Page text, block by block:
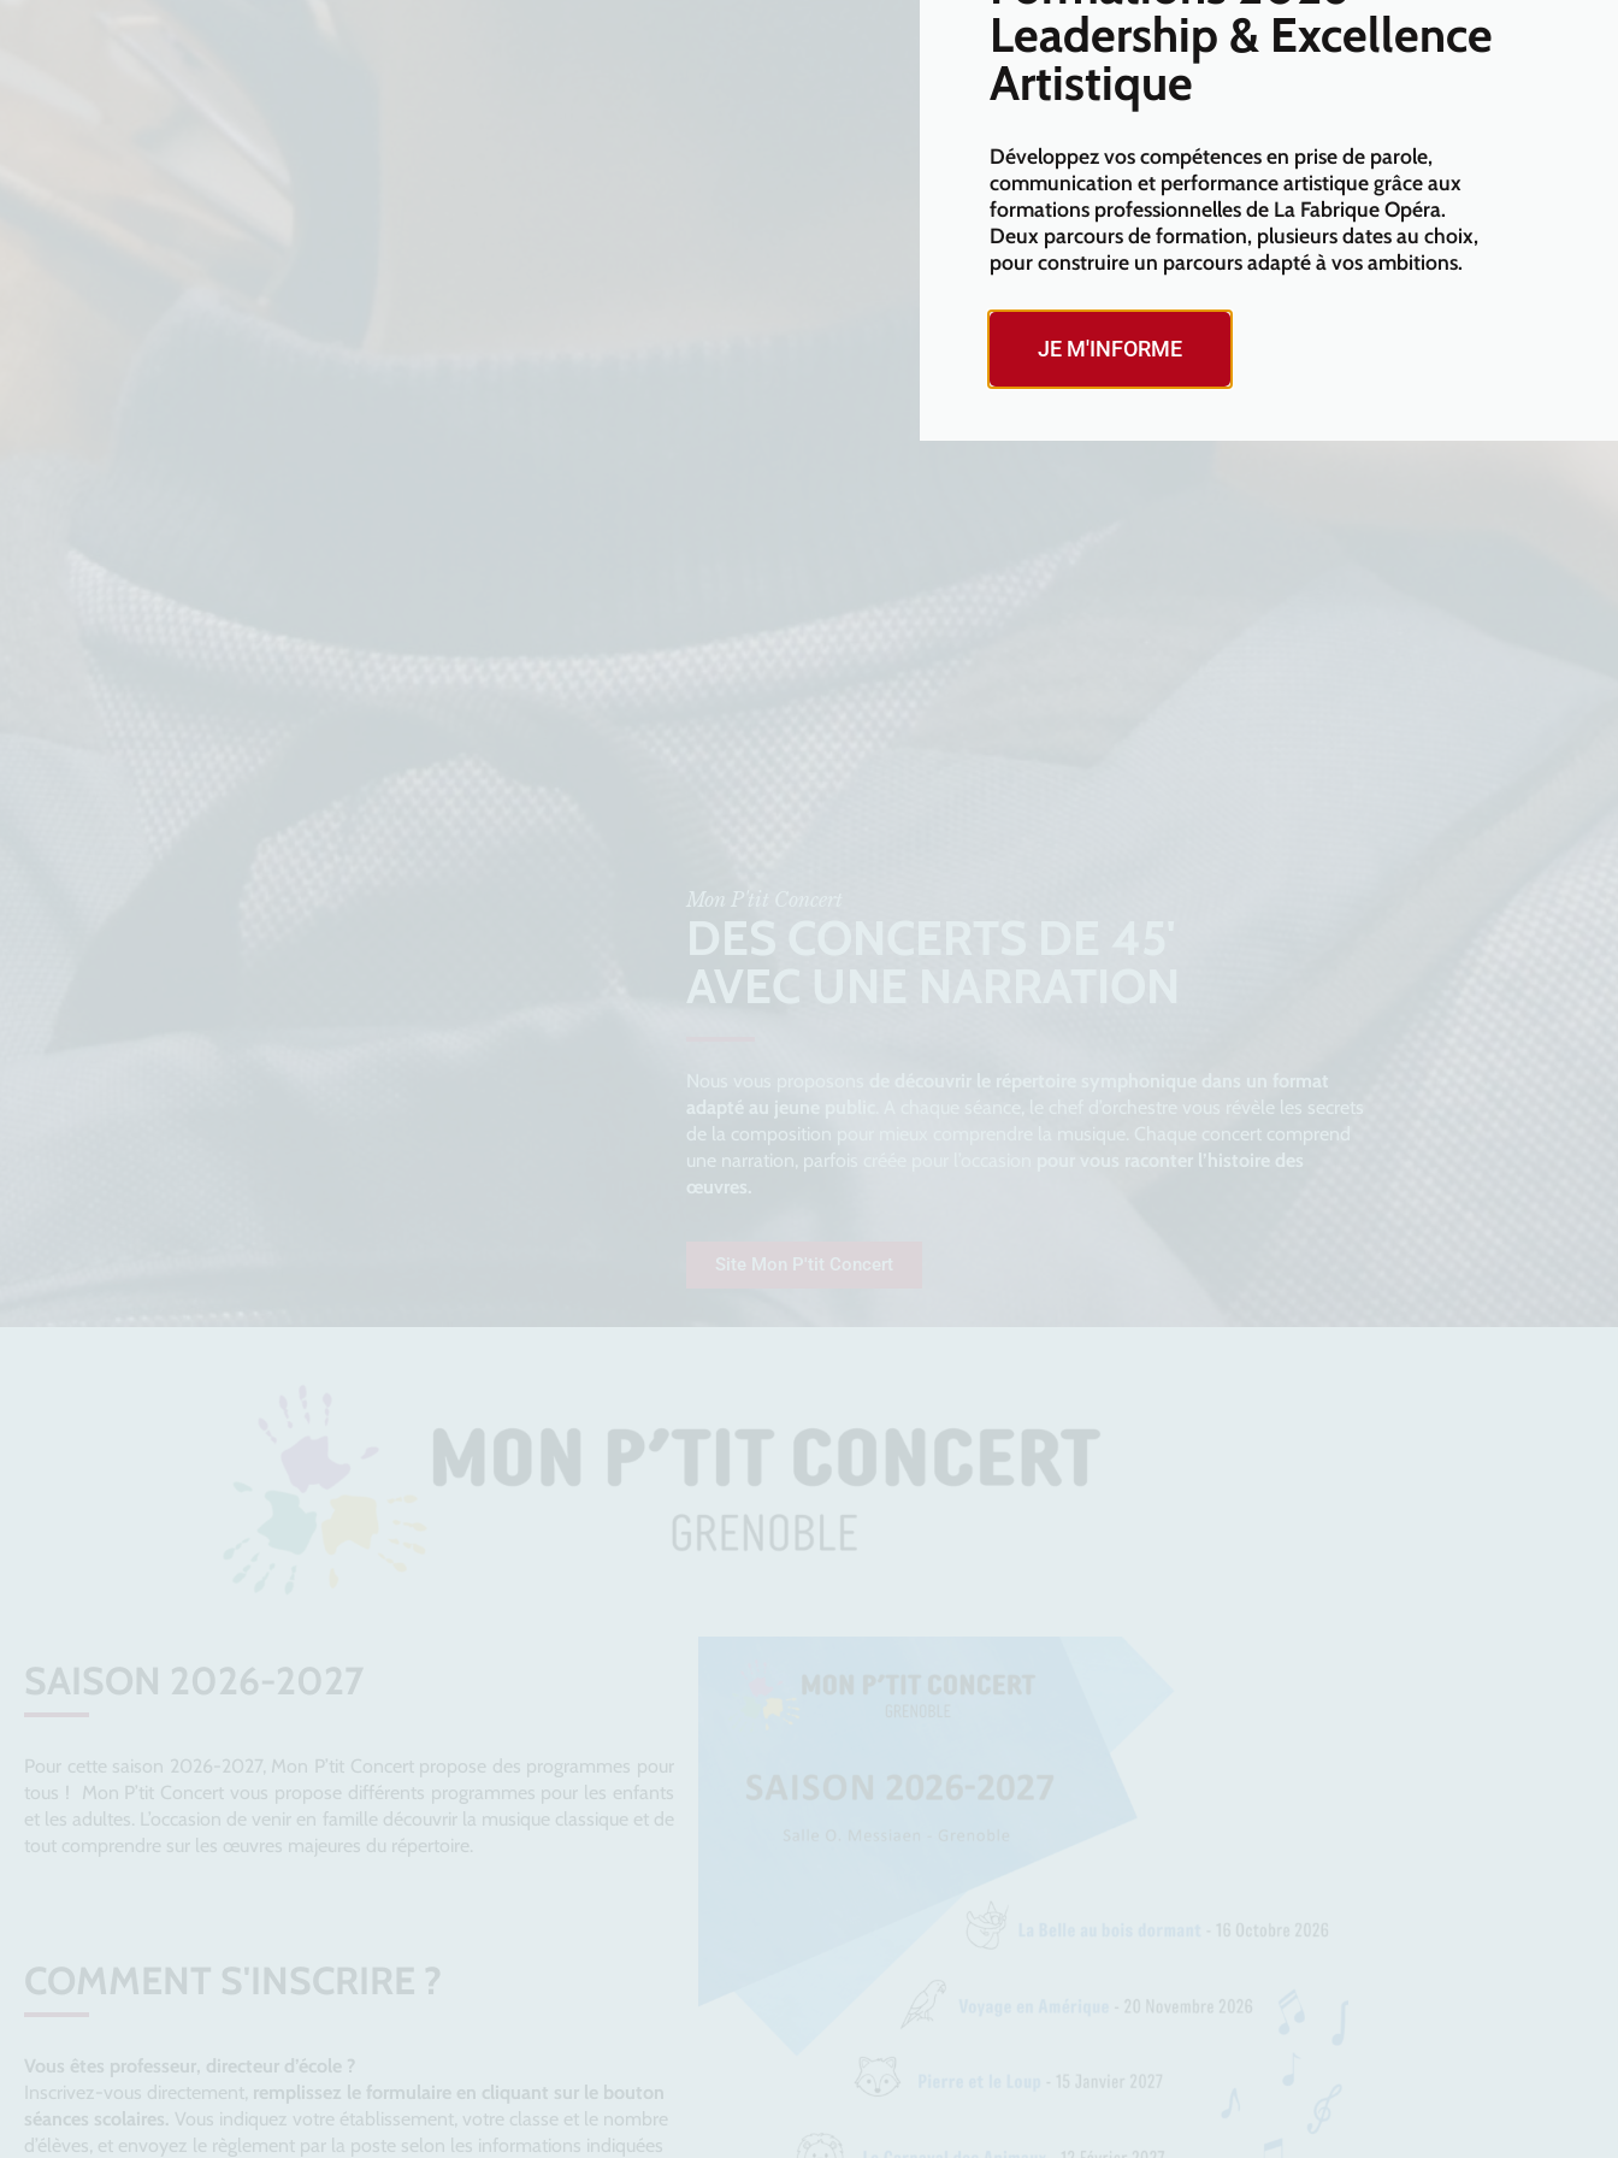
Mon P'tit Concert
DES CONCERTS DE 45'
AVEC UNE NARRATION
de découvrir le répertoire symphonique dans un format
. A chaque séance, le chef d’orchestre vous révèle les secrets
de la composition pour mieux comprendre la musique. Chaque concert comprend
une narration, parfois créée pour l’occasion
pour vous raconter l’histoire des
œuvres.
Site Mon P'tit Concert
SAISON 2026-2027
Pour cette saison 2026-2027, Mon P’tit Concert propose des programmes pour
tous ! Mon P’tit Concert vous propose différents programmes pour les enfants
et les adultes. L’occasion de venir en famille découvrir la musique classique et de
tout comprendre sur les œuvres majeures du répertoire.
COMMENT S'INSCRIRE ?
Vous êtes professeur, directeur d’école ?
Inscrivez-vous directement, remplissez le formulaire en cliquant sur le bouton
séances scolaires. Vous indiquez votre établissement, votre classe et le nombre
d’élèves, et envoyez le règlement par la poste selon les informations indiquées
Leadership & Excellence
Artistique
Développez vos compétences en prise de parole,
communication et performance artistique grâce aux
formations professionnelles de La Fabrique Opéra.
Deux parcours de formation, plusieurs dates au choix,
pour construire un parcours adapté à vos ambitions.
JE M'INFORME